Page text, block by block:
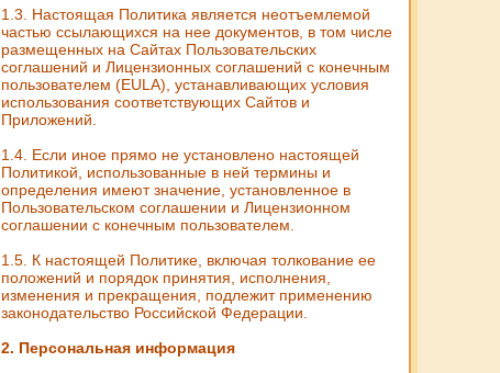
1.3. Настоящая Политика является неотъемлемой
частью ссылающихся на нее документов, в том числе
размещенных на Сайтах Пользовательских
соглашений и Лицензионных соглашений с конечным
пользователем (EULA), устанавливающих условия
использования соответствующих Сайтов и
Приложений.
1.4. Если иное прямо не установлено настоящей
Политикой, использованные в ней термины и
определения имеют значение, установленное в
Пользовательском соглашении и Лицензионном
соглашении с конечным пользователем.
1.5. К настоящей Политике, включая толкование ее
положений и порядок принятия, исполнения,
изменения и прекращения, подлежит применению
законодательство Российской Федерации.
2. Персональная информация